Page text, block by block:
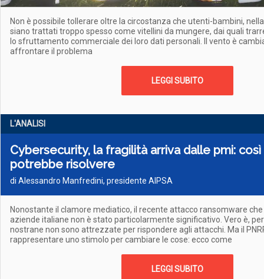
Non è possibile tollerare oltre la circostanza che utenti-bambini,
siano trattati troppo spesso come vitellini da mungere, dai quali
lo sfruttamento commerciale dei loro dati personali. Il vento è
affrontare il problema
LEGGI SUBITO
L'ANALISI
Cybersecurity, la fragilità arriva dalle pmi: così
potrebbe risolvere
di Alessandro Manfredini, presidente AIPSA
Nonostante il clamore mediatico, il recente attacco ransomware
aziende italiane non è stato particolarmente significativo. Vero è,
nostrane non sono attrezzate per rispondere agli attacchi. Ma il
rappresentare uno stimolo per cambiare le cose: ecco come
LEGGI SUBITO